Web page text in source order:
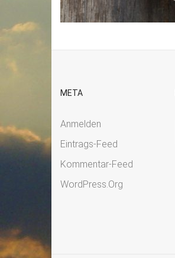
META
Anmelden
Eintrags-Feed
Kommentar-Feed
WordPress.org